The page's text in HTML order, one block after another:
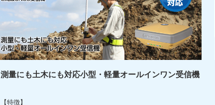
測量にも土木にも対応小型・軽量オールインワン受信機
【特徴】